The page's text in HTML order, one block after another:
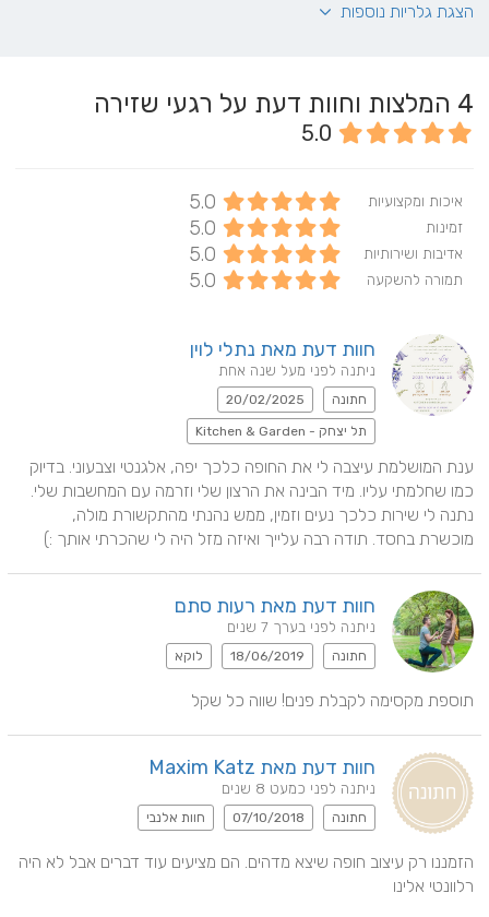
עיצוב
(11 תמונות)
הצגת גלריות נוספות
4 המלצות וחוות דעת על רגעי שזירה
5.0
איכות ומקצועיות 5.0
זמינות 5.0
אדיבות ושירותיות 5.0
תמורה להשקעה 5.0
חוות דעת מאת נתלי לוין
ניתנה לפני מעל שנה אחת
חתונה 20/02/2025
תל יצחק - Kitchen & Garden
מוכשרת בחסד. תודה רבה עלייך ואיזה מזל היה לי שהכרתי אותך :)
חוות דעת מאת רעות סתם
ניתנה לפני בערך 7 שנים
חתונה 18/06/2019 לוקא
תוספת מקסימה לקבלת פנים! שווה כל שקל
חוות דעת מאת Maxim Katz
ניתנה לפני כמעט 8 שנים
חתונה 07/10/2018 חוות אלנבי
רלוונטי אלינו